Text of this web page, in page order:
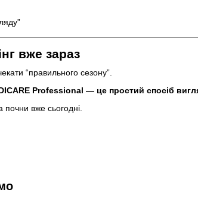
вже зараз
“правильного сезону”.
Professional — це простий спосіб
почни вже сьогодні.